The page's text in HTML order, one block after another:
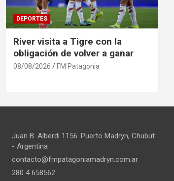
DEPORTES
River visita a Tigre con la
obligación de volver a ganar
08/08/2026 FM Patagonia
Juan B. Alberdi 1156. Puerto Madryn, Chubut
- Argentina
contacto@fmpatagoniamadryn.com.ar
280 4 658562